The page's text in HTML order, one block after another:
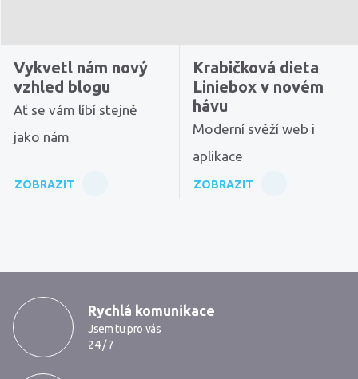
Vykvetl nám nový
vzhled blogu
Ať se vám líbí stejně
jako nám
ZOBRAZIT
Krabičková dieta
Liniebox v novém
hávu
Moderní svěží web i
aplikace
ZOBRAZIT
MarkMedia
Rychlá komunikace
Jsem tu pro vás
24 / 7